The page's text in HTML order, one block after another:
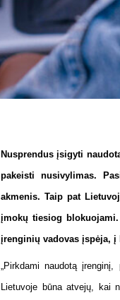
Nusprendus įsigyti
pakeisti nusivylimas.
akmenis. Taip pat
įmokų tiesiog
įrenginių vadovas įspėja, į
„Pirkdami naudotą
Lietuvoje būna atvejų, kai